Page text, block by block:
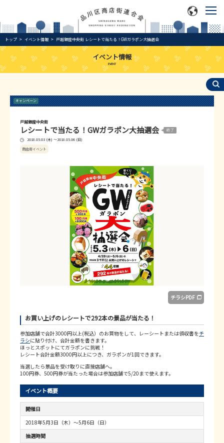
トップ イベント情報 戸越銀座中央街 レシートで当たる！GWガラポン大抽選会
イベント情報
EVENT
キャンペーン
戸越銀座中央街
レシートで当たる！GWガラポン大抽選会
2018.05.03 (木) ～2018.05.06 (日)
商店街イベント
チラシPDF
お買い上げのレシートで292本の景品が当たる！
参加店舗で合計3000円以上(税込）のお買物をして、レーシートまたは領収書をチ
ラシに貼り付け、合計金額を書きます。
ほっとスポットにてガラポンに挑戦！
レシート合計金額3000円以上につき、ガラポンが1回できます。
当選したら景品を受け取りに直接店舗へ。
100円券、500円券が当たった場合は参加店舗で5/20まで使えます。
イベント概要
開催日
2018年5月3日（木）～5月6日（日）
抽選時間